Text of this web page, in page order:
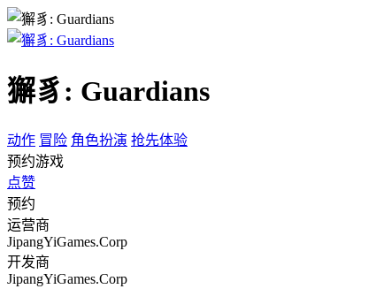
獬豸: Guardians
动作 冒险 角色扮演 抢先体验
预约游戏
点赞
预约
运营商
JipangYiGames.Corp
开发商
JipangYiGames.Corp